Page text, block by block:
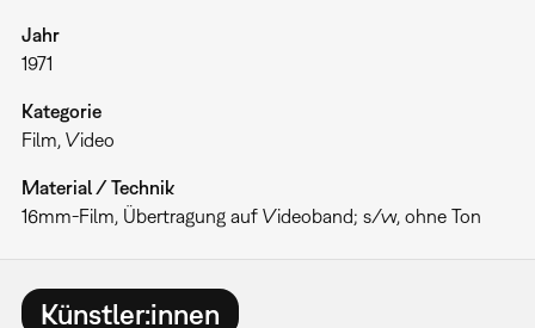
Jahr
1971
Kategorie
Film Video
Material / Technik
16mm-Film, Übertragung auf Videoband; s/w, ohne Ton
Künstler:innen